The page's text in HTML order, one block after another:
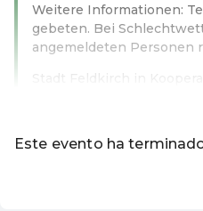
Weitere Informationen:
gebeten. Bei
angemeldeten Personen
Stadt Feldkirch in
Este evento ha